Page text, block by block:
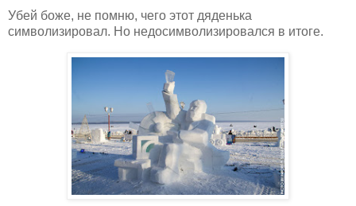
Убей боже, не помню, чего этот дяденька
символизировал. Но недосимволизировался в итоге.